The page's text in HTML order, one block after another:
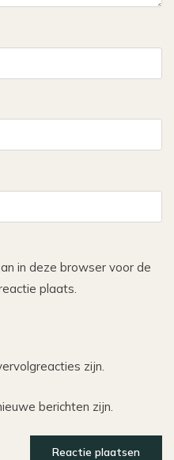
in deze browser voor de
plaats.
zijn.
berichten zijn.